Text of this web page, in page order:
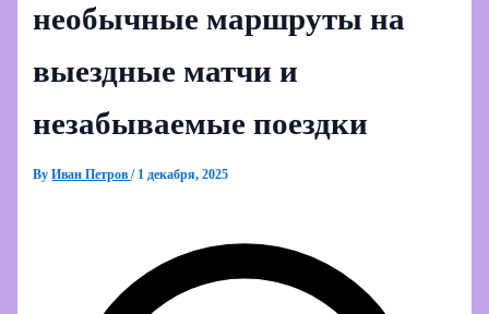
необычные маршруты на
выездные матчи и
незабываемые поездки
ByИван Петров/ 1 декабря, 2025